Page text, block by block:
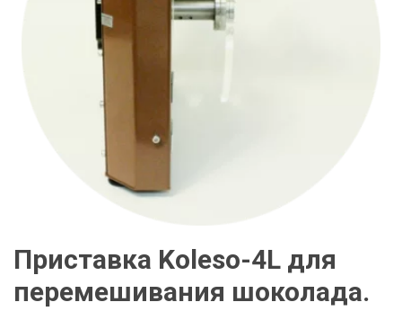
Приставка Koleso-4L для
перемешивания шоколада.